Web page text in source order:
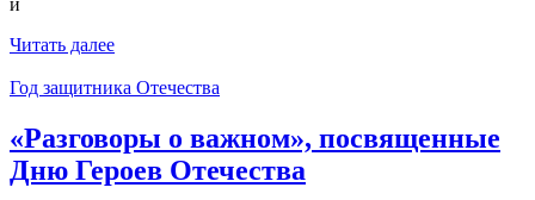
и
Читать далее
Год защитника Отечества
«Разговоры о важном», посвященные
Дню Героев Отечества